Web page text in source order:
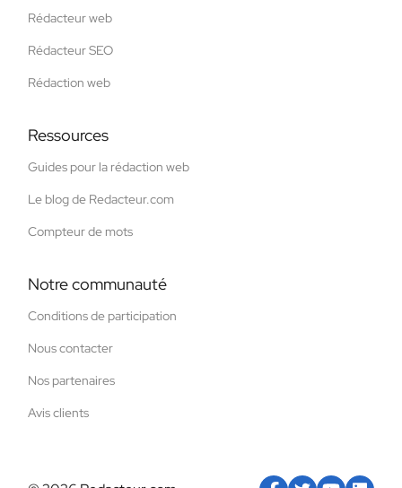
Rédacteur web
Rédacteur SEO
Rédaction web
Ressources
Guides pour la rédaction web
Le blog de Redacteur.com
Compteur de mots
Notre communauté
Conditions de participation
Nous contacter
Nos partenaires
Avis clients